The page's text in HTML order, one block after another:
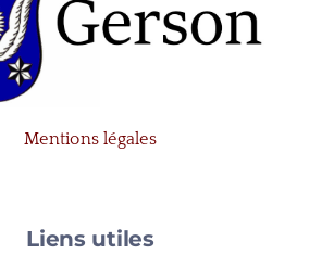
Mentions légales
Liens utiles